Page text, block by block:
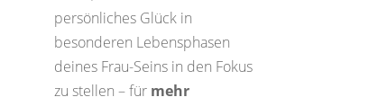
persönliches Glück in
besonderen Lebensphasen
deines Frau-Seins in den Fokus
zu stellen – für mehr